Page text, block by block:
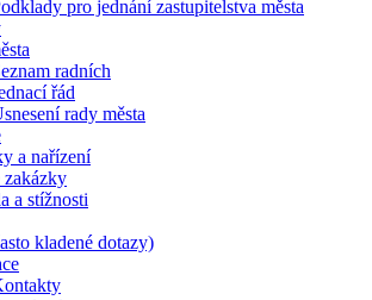
pro jednání zastupitelstva města
radních
řád
rady města
a nařízení
zakázky
a stížnosti
kladené dotazy)